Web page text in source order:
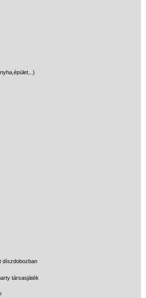
díszdobozban
társasjáték